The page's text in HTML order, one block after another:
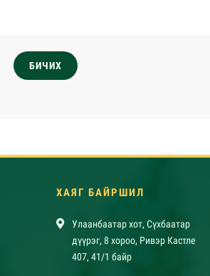
БИЧИХ
ХАЯГ БАЙРШИЛ
Улаанбаатар хот, Сүхбаатар
дүүрэг, 8 хороо, Ривэр Кастле
407, 41/1 байр